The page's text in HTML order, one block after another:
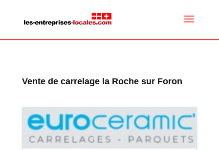
Vente de carrelage la Roche sur Foron